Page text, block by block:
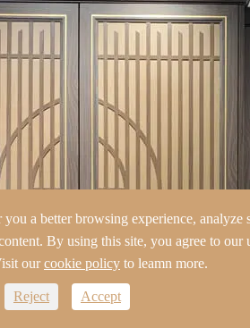
a better browsing experience, analyze
By using this site, you agree to our
ourcookie policy to leamn more.
Reject Accept